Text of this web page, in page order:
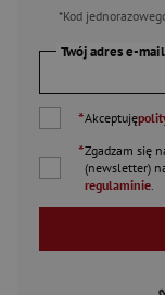
*Kod
Twój adres e-mail
*Akceptuję
*Zgadzam się
(newsletter)
regulaminie.